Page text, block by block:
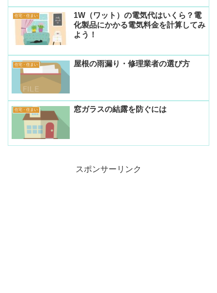
住宅・住まい
1W（ワット）の電気代はいくら？電
化製品にかかる電気料金を計算してみ
よう！
住宅・住まい 屋根の雨漏り・修理業者の選び方
住宅・住まい 窓ガラスの結露を防ぐには
スポンサーリンク